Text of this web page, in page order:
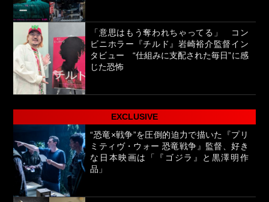
「意思はもう奪われちゃってる」 コン
ビニホラー『チルド』岩崎裕介監督イン
タビュー “仕組みに支配された毎日”に感
じた恐怖
EXCLUSIVE
“恐竜×戦争”を圧倒的迫力で描いた『プリ
ミティヴ・ウォー 恐竜戦争』監督、好き
な日本映画は「『ゴジラ』と黒澤明作
品」